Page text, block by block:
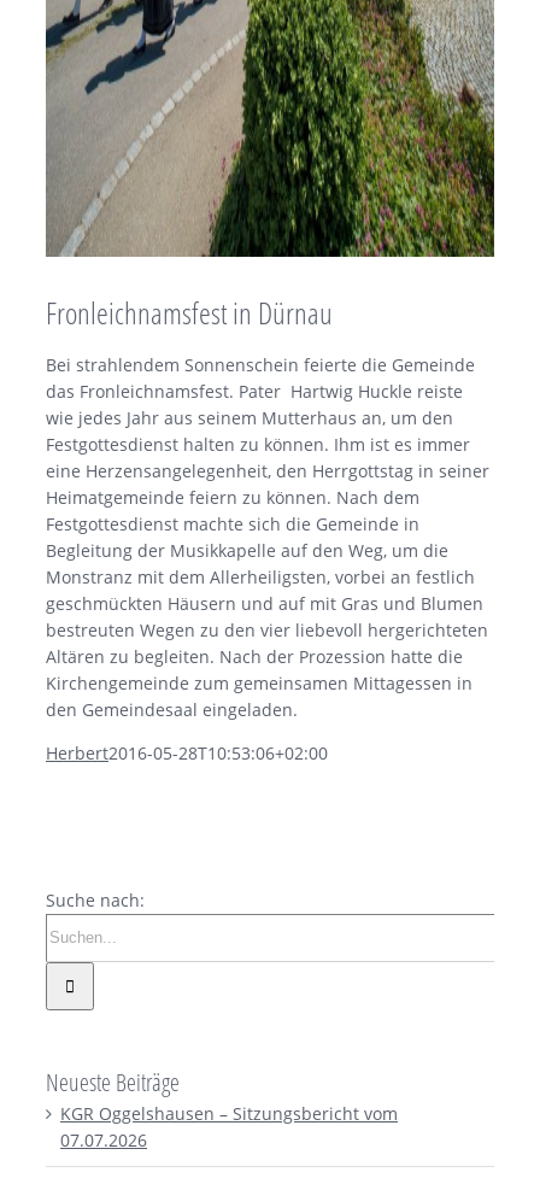
Fronleichnamsfest in Dürnau
Bei strahlendem Sonnenschein feierte die Gemeinde
das Fronleichnamsfest. Pater Hartwig Huckle reiste
wie jedes Jahr aus seinem Mutterhaus an, um den
Festgottesdienst halten zu können. Ihm ist es immer
eine Herzensangelegenheit, den Herrgottstag in seiner
Heimatgemeinde feiern zu können. Nach dem
Festgottesdienst machte sich die Gemeinde in
Begleitung der Musikkapelle auf den Weg, um die
Monstranz mit dem Allerheiligsten, vorbei an festlich
geschmückten Häusern und auf mit Gras und Blumen
bestreuten Wegen zu den vier liebevoll hergerichteten
Altären zu begleiten. Nach der Prozession hatte die
Kirchengemeinde zum gemeinsamen Mittagessen in
den Gemeindesaal eingeladen.
Herbert2016-05-28T10:53:06+02:00
Suche nach:
Neueste Beiträge
KGR Oggelshausen – Sitzungsbericht vom
07.07.2026